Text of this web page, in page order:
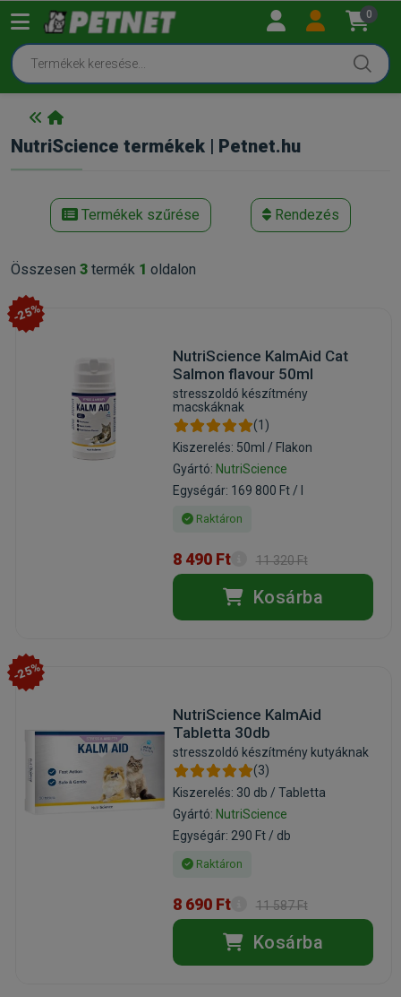
0
NutriScience termékek | Petnet.hu
Termékek szűrése Rendezés
Összesen 3 termék 1 oldalon
-25%
NutriScience KalmAid Cat
Salmon flavour 50ml
stresszoldó készítmény
macskáknak
(1)
Kiszerelés: 50ml / Flakon
Gyártó: NutriScience
Egységár: 169 800 Ft / l
Raktáron
8 490 Ft 11 320 Ft
Kosárba
-25%
NutriScience KalmAid
Tabletta 30db
stresszoldó készítmény kutyáknak
(3)
Kiszerelés: 30 db / Tabletta
Gyártó: NutriScience
Egységár: 290 Ft / db
Raktáron
8 690 Ft 11 587 Ft
Kosárba